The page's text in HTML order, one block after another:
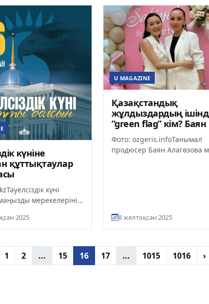
күніне
құттықтаулар
күні
мерекелерінің
2025
U MAGAZINE
Қазақстандық
жұлдыздардың
“green flag” кім?
Айсәуле топ-тізім
Фото: ozgeris.infoТанымал
продюсер Баян Алагөзова
8 желтоқсан 2025
1 2 ... 15 16 17 ... 1015 1016 ›